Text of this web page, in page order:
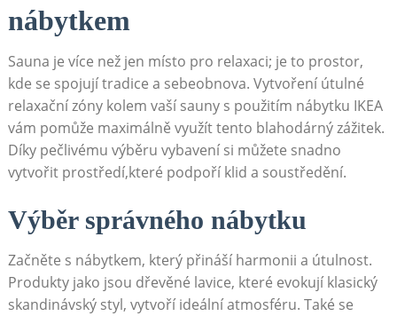
nábytkem
Sauna je ⁣více než jen místo pro⁢ relaxaci; je‌ to prostor,
kde‌ se spojují tradice a ​sebeobnova. Vytvoření⁢ útulné
relaxační zóny kolem vaší sauny ⁣s použitím ⁢nábytku IKEA
vám‍ pomůže ⁣maximálně využít tento ‍blahodárný​ zážitek.
Díky pečlivému výběru vybavení si⁤ můžete snadno
vytvořit ⁤prostředí,které podpoří klid ‍a soustředění.
Výběr správného⁤ nábytku
Začněte s nábytkem,⁤ který přináší harmonii a útulnost.​
Produkty‌ jako jsou dřevěné lavice,⁤ které ⁤evokují klasický
skandinávský styl, vytvoří ideální atmosféru. Také se